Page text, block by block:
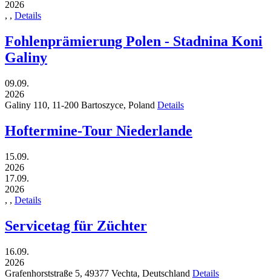
2026
, , Details
Fohlenprämierung Polen - Stadnina Koni
Galiny
09.09.
2026
Galiny 110, 11-200 Bartoszyce, Poland Details
Hoftermine-Tour Niederlande
15.09.
2026
17.09.
2026
, , Details
Servicetag für Züchter
16.09.
2026
Grafenhorststraße 5, 49377 Vechta, Deutschland Details